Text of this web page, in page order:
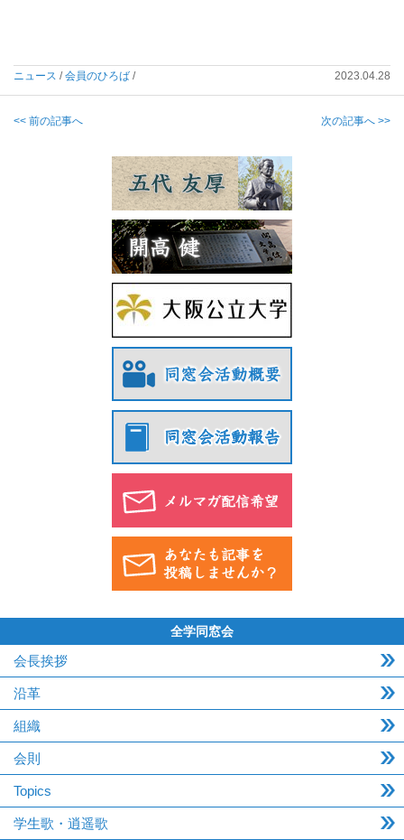
ニュース /会員のひろば / 2023.04.28
<< 前の記事へ 次の記事へ >>
全学同窓会
会長挨拶
沿革
組織
会則
Topics
学生歌・逍遥歌